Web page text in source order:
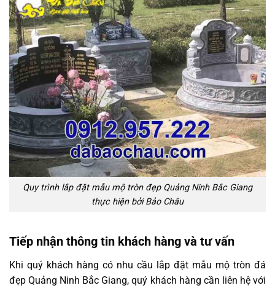
Quy trình lắp đặt mẫu mộ tròn đẹp Quảng Ninh Bắc Giang
thực hiện bởi Bảo Châu
Tiếp nhận thông tin khách hàng và tư vấn
Khi quý khách hàng có nhu cầu lắp đặt mẫu mộ tròn đá
đẹp Quảng Ninh Bắc Giang, quý khách hàng cần liên hệ với